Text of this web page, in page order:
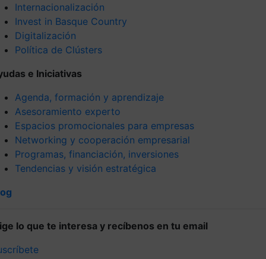
Internacionalización
Invest in Basque Country
Digitalización
Política de Clústers
e Iniciativas
Agenda, formación y aprendizaje
Asesoramiento experto
Espacios promocionales para empresas
Networking y cooperación empresarial
Programas, financiación, inversiones
Tendencias y visión estratégica
lo que te interesa y recíbenos en tu email